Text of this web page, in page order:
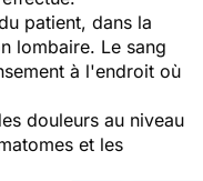
patient, dans la
lombaire. Le sang
à l'endroit où
douleurs au niveau
et les